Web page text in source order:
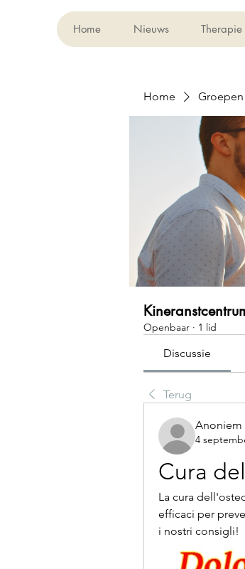
Home Nieuws Therapie
Home Groepen
Openbaar · 1 lid
Discussie
Terug
Anoniem
4
Cura
La cura
efficaci per
i nostri consigli!